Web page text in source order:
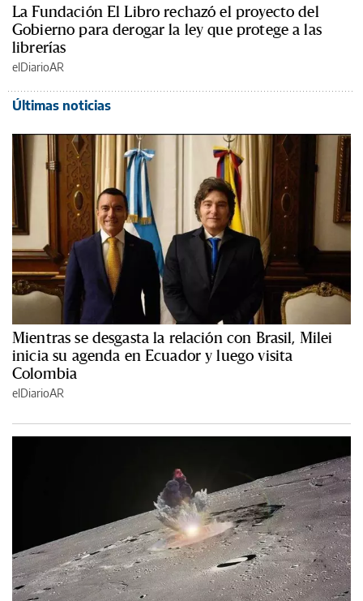
La Fundación El Libro rechazó el proyecto del
Gobierno para derogar la ley que protege a las
librerías
elDiarioAR
Últimas noticias
Mientras se desgasta la relación con Brasil, Milei
inicia su agenda en Ecuador y luego visita
Colombia
elDiarioAR